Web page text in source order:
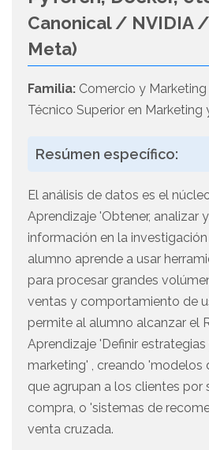
Canonical / NVIDIA
Meta)
Familia: Comercio y Marketing
Técnico Superior en Marketing
Resúmen específico:
El análisis de datos es el
Aprendizaje 'Obtener, analizar
información en la
alumno aprende a usar
para procesar grandes
ventas y comportamiento de
permite al alumno alcanzar el
Aprendizaje 'Definir
marketing' , creando 'modelos
que agrupan a los clientes por
compra, o 'sistemas de
venta cruzada.